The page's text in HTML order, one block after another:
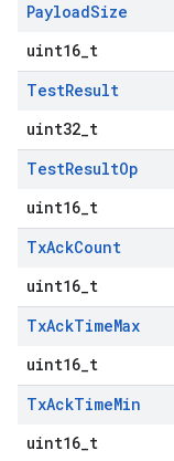
PayloadSize
uint16_t
TestResult
uint32_t
TestResultOp
uint16_t
TxAckCount
uint16_t
TxAckTimeMax
uint16_t
TxAckTimeMin
uint16_t